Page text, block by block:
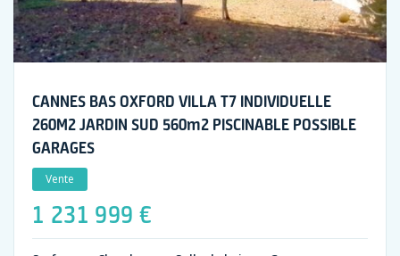
CANNES BAS OXFORD VILLA T7 INDIVIDUELLE
260M2 JARDIN SUD 560m2 PISCINABLE POSSIBLE
GARAGES
Vente
1 231 999 €